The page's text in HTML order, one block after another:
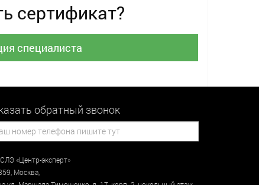
сертификат?
специалиста
обратный звонок
«Центр-эксперт»
Москва